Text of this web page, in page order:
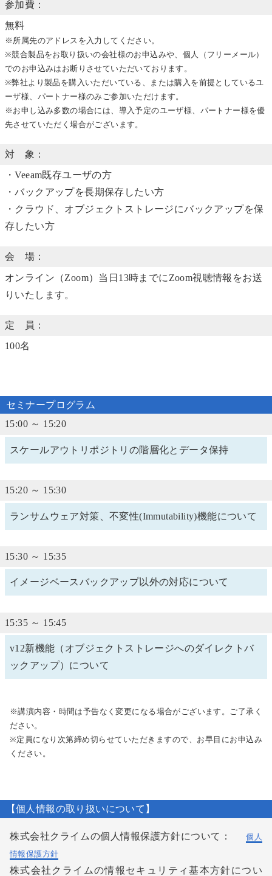
参加費：
無料
※所属先のアドレスを入力してください。
※競合製品をお取り扱いの会社様のお申込みや、個人（フリーメール）
でのお申込みはお断りさせていただいております。
※弊社より製品を購入いただいている、または購入を前提としているユ
ーザ様、パートナー様のみご参加いただけます。
※お申し込み多数の場合には、導入予定のユーザ様、パートナー様を優
先させていただく場合がございます。
対 象：
・Veeam既存ユーザの方
・バックアップを長期保存したい方
・クラウド、オブジェクトストレージにバックアップを保
存したい方
会 場：
オンライン（Zoom）当日13時までにZoom視聴情報をお送
りいたします。
定 員：
100名
セミナープログラム
15:00 ～ 15:20
スケールアウトリポジトリの階層化とデータ保持
15:20 ～ 15:30
ランサムウェア対策、不変性(Immutability)機能について
15:30 ～ 15:35
イメージベースバックアップ以外の対応について
15:35 ～ 15:45
v12新機能（オブジェクトストレージへのダイレクトバ
ックアップ）について
※講演内容・時間は予告なく変更になる場合がございます。ご了承く
ださい。
※定員になり次第締め切らせていただきますので、お早目にお申込み
ください。
【個人情報の取り扱いについて】
株式会社クライムの個人情報保護方針について：
個人
情報保護方針
株式会社クライムの情報セキュリティ基本方針につい